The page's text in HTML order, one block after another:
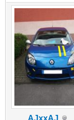
AJxxAJ